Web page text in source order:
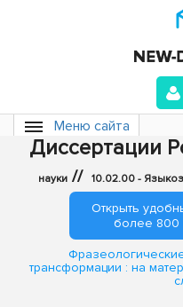
Меню сайта
Диссертации
науки // 10.02.00 -
Открыть
более 800
трансформации : на